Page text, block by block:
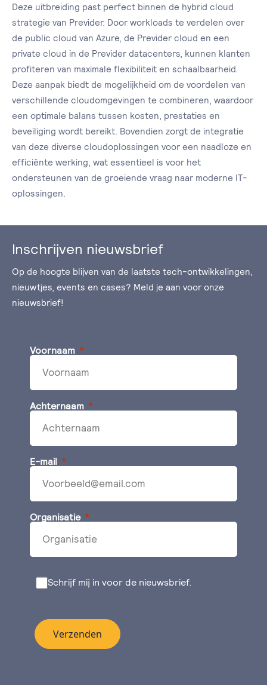
Deze uitbreiding past perfect binnen de hybrid cloud
strategie van Previder. Door workloads te verdelen over
de public cloud van Azure, de Previder cloud en een
private cloud in de Previder datacenters, kunnen klanten
profiteren van maximale flexibiliteit en schaalbaarheid.
Deze aanpak biedt de mogelijkheid om de voordelen van
verschillende cloudomgevingen te combineren, waardoor
een optimale balans tussen kosten, prestaties en
beveiliging wordt bereikt. Bovendien zorgt de integratie
van deze diverse cloudoplossingen voor een naadloze en
efficiënte werking, wat essentieel is voor het
ondersteunen van de groeiende vraag naar moderne IT-
oplossingen.
Inschrijven nieuwsbrief
Op de hoogte blijven van de laatste tech-ontwikkelingen,
nieuwtjes, events en cases? Meld je aan voor onze
nieuwsbrief!
Voornaam
Achternaam
E-mail
Organisatie
Schrijf mij in voor de nieuwsbrief.
Verzenden